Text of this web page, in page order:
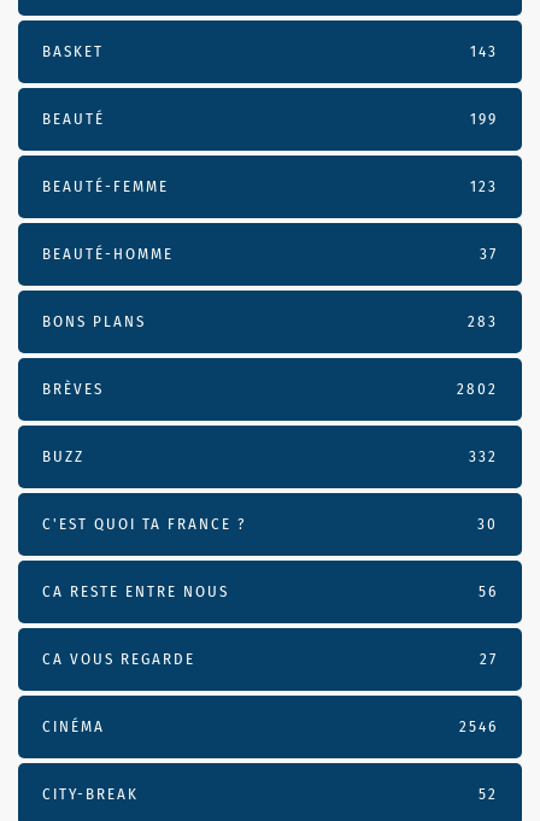
BASKET 143
BEAUTÉ 199
BEAUTÉ-FEMME 123
BEAUTÉ-HOMME 37
BONS PLANS 283
BRÈVES 2802
BUZZ 332
C'EST QUOI TA FRANCE ? 30
CA RESTE ENTRE NOUS 56
CA VOUS REGARDE 27
CINÉMA 2546
CITY-BREAK 52